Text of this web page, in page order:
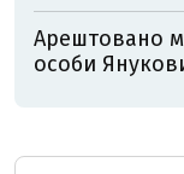
Арештовано
особи